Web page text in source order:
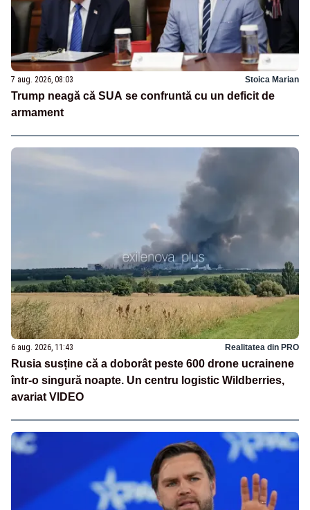
7 aug. 2026, 08:03 Stoica Marian
Trump neagă că SUA se confruntă cu un deficit de
armament
6 aug. 2026, 11:43 Realitatea din PRO
Rusia susține că a doborât peste 600 drone ucrainene
într-o singură noapte. Un centru logistic Wildberries,
avariat VIDEO